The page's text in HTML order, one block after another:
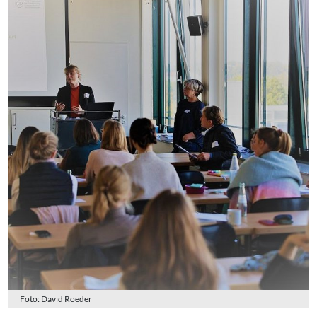
Foto: David Roeder